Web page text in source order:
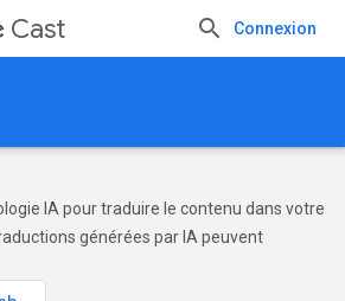
Cast Connexion
IA pour traduire le contenu dans votre
générées par IA peuvent